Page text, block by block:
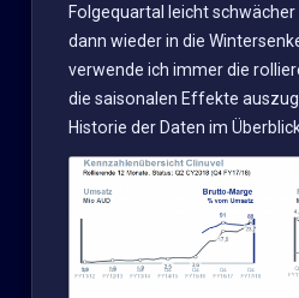
Folgequartal leicht
dann wieder in die
verwende ich immer die
die saisonalen Effekte
Historie der Daten im